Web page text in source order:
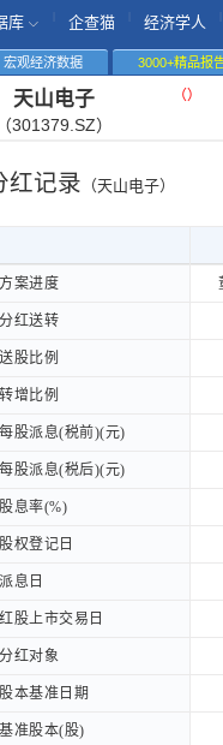
库 企查猫 经济学人
宏观经济数据 3000+精品报
天山电子
（301379.SZ）
（）
红记录 （天山电子）
方案进度
分红送转
送股比例
转增比例
每股派息(税前)(元)
每股派息(税后)(元)
股息率(%)
股权登记日
派息日
红股上市交易日
分红对象
股本基准日期
基准股本(股)
方案进度
分红送转
送股比例
转增比例
每股派息(税前)(元)
每股派息(税后)(元)
股息率(%)
股权登记日
派息日
红股上市交易日
分红对象
股本基准日期
基准股本(股)